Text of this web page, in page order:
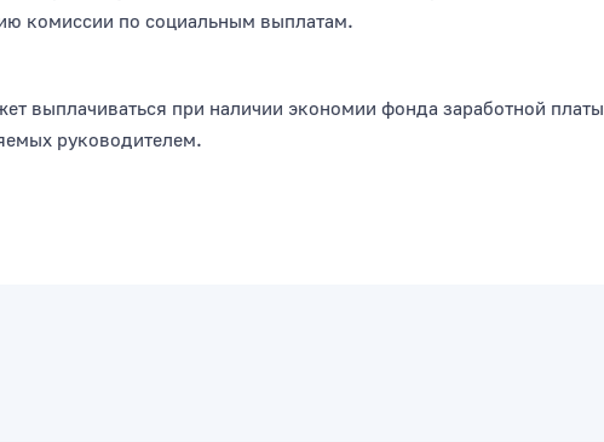
комиссии по социальным выплатам.
выплачиваться при наличии экономии фонда заработной платы
руководителем.